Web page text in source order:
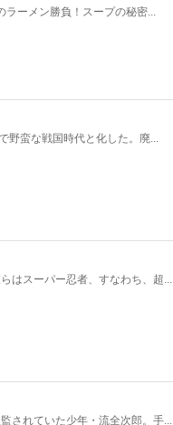
ラーメン勝負！スープの秘密...
野蛮な戦国時代と化した。廃...
はスーパー忍者、すなわち、超...
されていた少年・流全次郎。手...